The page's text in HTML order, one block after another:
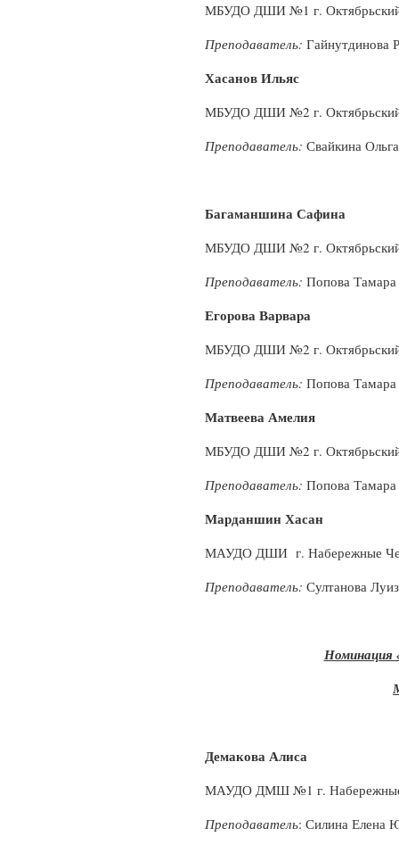
МБУДО ДШИ №1 г.
Преподаватель:
Хасанов Ильяс
МБУДО ДШИ №2 г.
Преподаватель: Свайкина
Багаманшина Сафина
МБУДО ДШИ №2 г.
Преподаватель: Попова
Егорова Варвара
МБУДО ДШИ №2 г.
Преподаватель: Попова
Матвеева Амелия
МБУДО ДШИ №2 г.
Преподаватель: Попова
Марданшин Хасан
МАУДО ДШИ г. Набережные
Преподаватель: Султанова
Номинация
Демакова Алиса
МАУДО ДМШ №1 г.
Преподаватель: Силина Елена